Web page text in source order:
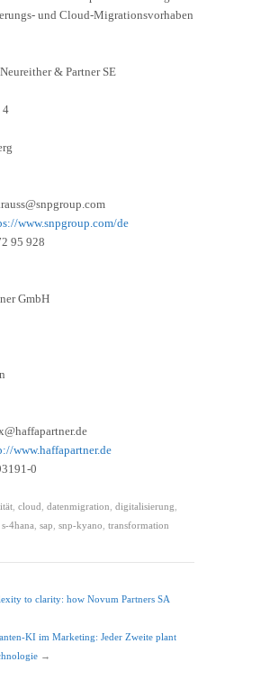
und Cloud-Migrationsvorhaben
& Partner SE
4
www.snpgroup.com/de
95 928
GmbH
www.haffapartner.de
0
cloud datenmigration digitalisierung
s-4hana sap snp-kyano transformation
to clarity: how Novum Partners SA
KI im Marketing: Jeder Zweite plant
→